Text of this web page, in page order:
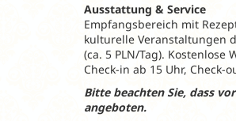
Ausstattung & Service
Empfangsbereich mit
kulturelle Veranstaltungen
(ca. 5 PLN/Tag).
Check-in ab 15 Uhr, Check-
Bitte beachten Sie, dass
angeboten.